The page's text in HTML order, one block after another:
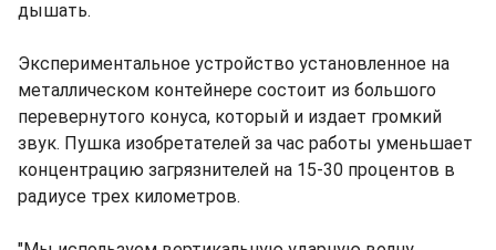
дышать.
Экспериментальное устройство установленное на
металлическом контейнере состоит из большого
перевернутого конуса, который и издает громкий
звук. Пушка изобретателей за час работы уменьшает
концентрацию загрязнителей на 15-30 процентов в
радиусе трех километров.